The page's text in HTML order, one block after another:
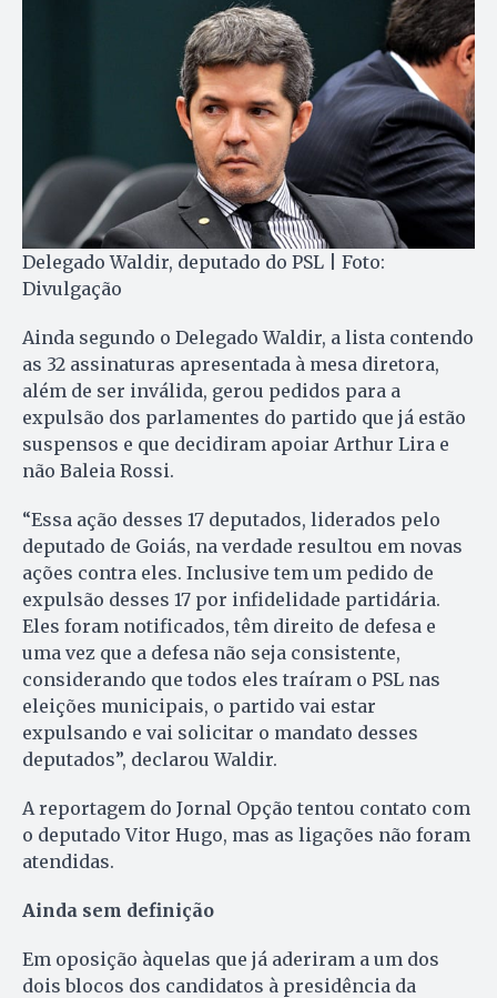
Delegado Waldir, deputado do PSL | Foto:
Divulgação
Ainda segundo o Delegado Waldir, a lista contendo
as 32 assinaturas apresentada à mesa diretora,
além de ser inválida, gerou pedidos para a
expulsão dos parlamentes do partido que já estão
suspensos e que decidiram apoiar Arthur Lira e
não Baleia Rossi.
“Essa ação desses 17 deputados, liderados pelo
deputado de Goiás, na verdade resultou em novas
ações contra eles. Inclusive tem um pedido de
expulsão desses 17 por infidelidade partidária.
Eles foram notificados, têm direito de defesa e
uma vez que a defesa não seja consistente,
considerando que todos eles traíram o PSL nas
eleições municipais, o partido vai estar
expulsando e vai solicitar o mandato desses
deputados”, declarou Waldir.
A reportagem do Jornal Opção tentou contato com
o deputado Vitor Hugo, mas as ligações não foram
atendidas.
Ainda sem definição
Em oposição àquelas que já aderiram a um dos
dois blocos dos candidatos à presidência da